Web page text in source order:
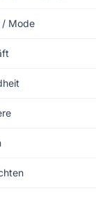
/ Mode